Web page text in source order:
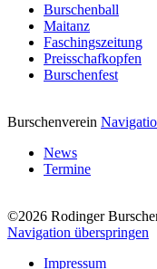
Burschenball
Maitanz
Faschingszeitung
Preisschafkopfen
Burschenfest
Burschenverein
News
Termine
©2026 Rodinger
Navigation überspringen
Impressum